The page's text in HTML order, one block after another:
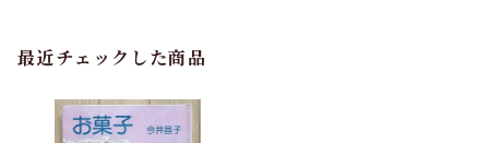
最近チェックした商品